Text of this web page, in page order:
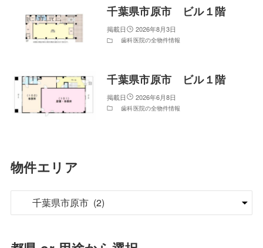
千葉県市原市 ビル１階
2026年8月3日
歯科医院の全物件情報
千葉県市原市 ビル１階
2026年6月8日
歯科医院の全物件情報
物件エリア